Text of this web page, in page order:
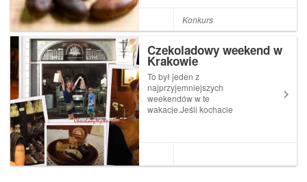
Rozsiądźcie się wygodnie,
przygotujcie coś do picia i
Konkurs
Czekoladowy weekend w
Krakowie
To był jeden z
najprzyjemniejszych
weekendów w te
wakacje.Jeśli kochacie
koniecznie planujcie wizytę w